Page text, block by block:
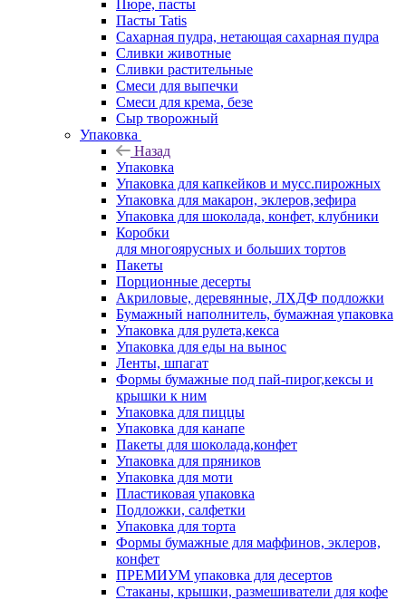
Пюре, пасты
Пасты Tatis
Сахарная пудра, нетающая сахарная пудра
Сливки животные
Сливки растительные
Смеси для выпечки
Смеси для крема, безе
Сыр творожный
Упаковка
Назад
Упаковка
Упаковка для капкейков и мусс.пирожных
Упаковка для макарон, эклеров,зефира
Упаковка для шоколада, конфет, клубники
Коробки
для многоярусных и больших тортов
Пакеты
Порционные десерты
Акриловые, деревянные, ЛХДФ подложки
Бумажный наполнитель, бумажная упаковка
Упаковка для рулета,кекса
Упаковка для еды на вынос
Ленты, шпагат
Формы бумажные под пай-пирог,кексы и
крышки к ним
Упаковка для пиццы
Упаковка для канапе
Пакеты для шоколада,конфет
Упаковка для пряников
Упаковка для моти
Пластиковая упаковка
Подложки, салфетки
Упаковка для торта
Формы бумажные для маффинов, эклеров,
конфет
ПРЕМИУМ упаковка для десертов
Стаканы, крышки, размешиватели для кофе